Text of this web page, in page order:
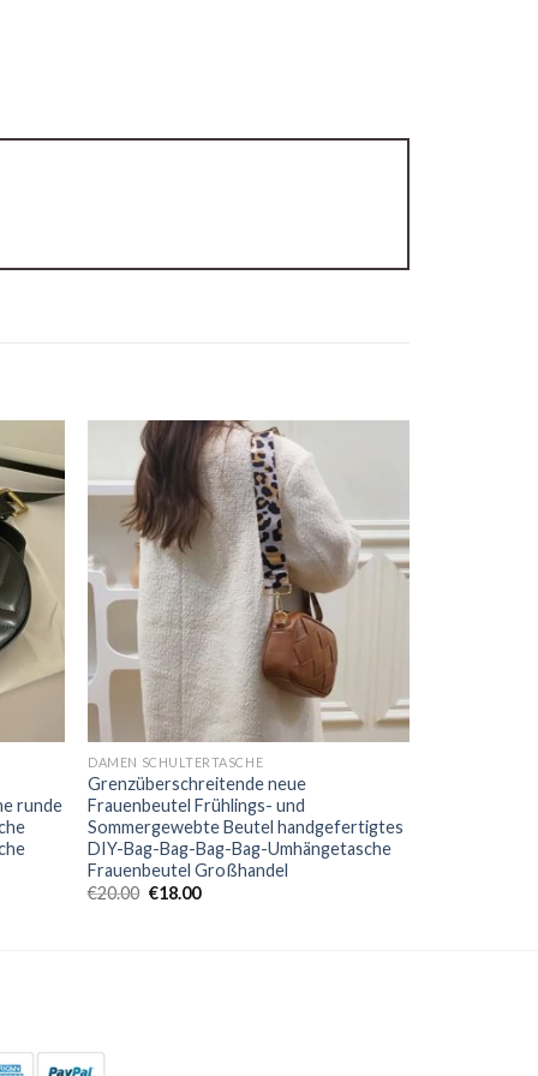
runde
DAMEN SCHULTERTASCHE
Grenzüberschreitende neue
Frauenbeutel Frühlings- und
Sommergewebte Beutel handgefertigtes
DIY-Bag-Bag-Bag-Bag-Umhängetasche
Frauenbeutel Großhandel
€20.00 €18.00